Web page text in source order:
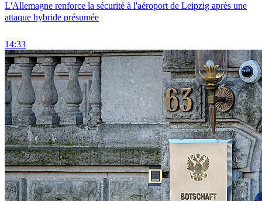
L'Allemagne renforce la sécurité à l'aéroport de Leipzig après une
attaque hybride présumée
14:33